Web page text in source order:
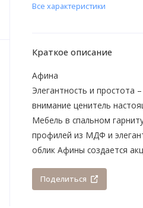
Все характеристики
Краткое описание
Афина
Элегантность и
внимание ценитель
Мебель в спальном
профилей из МДФ и
облик Афины создается
Поделиться